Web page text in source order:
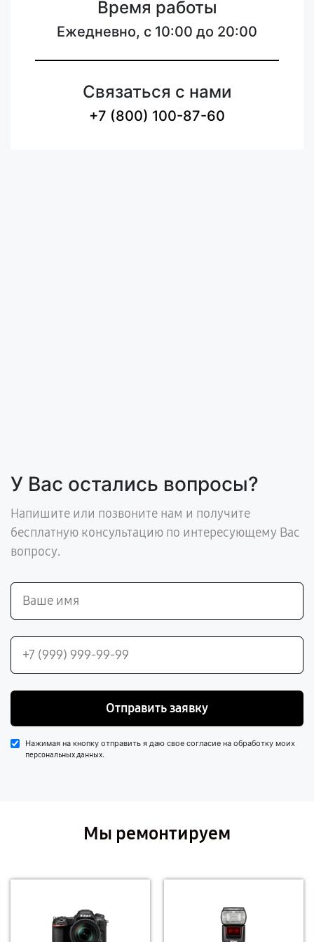
Время работы
Ежедневно, с 10:00 до 20:00
Связаться с нами
+7 (800) 100-87-60
У Вас остались вопросы?
Напишите или позвоните нам и получите
бесплатную консультацию по интересующему Вас
вопросу.
Отправить заявку
Нажимая на кнопку отправить я даю свое согласие на обработку моих
персональных данных.
Мы ремонтируем